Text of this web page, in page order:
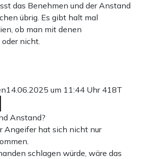
das Benehmen und der Anstand
übrig. Es gibt halt mal
ob man mit denen
nicht.
14.06.2025 um 11:44 Uhr 418T
Anstand?
Angeifer hat sich nicht nur
schlagen würde, wäre das